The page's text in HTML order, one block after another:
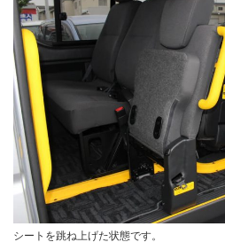
シートを跳ね上げた状態です。